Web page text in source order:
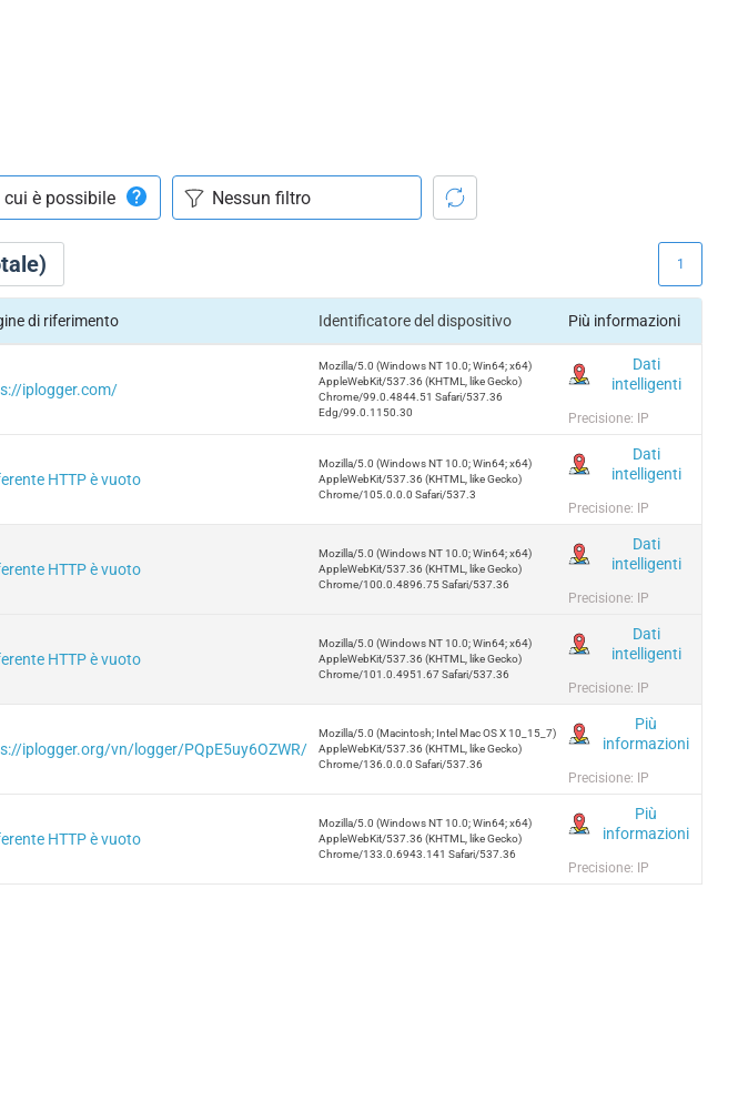
è possibile
1
di riferimento Identificatore del dispositivo Più informazioni
iplogger.com/
Mozilla/5.0 (Windows NT 10.0; Win64; x64)
AppleWebKit/537.36 (KHTML, like Gecko)
Chrome/99.0.4844.51 Safari/537.36
Edg/99.0.1150.30
Dati
intelligenti
Precisione: IP
HTTP è vuoto
Mozilla/5.0 (Windows NT 10.0; Win64; x64)
AppleWebKit/537.36 (KHTML, like Gecko)
Chrome/105.0.0.0 Safari/537.3
Dati
intelligenti
Precisione: IP
HTTP è vuoto
Mozilla/5.0 (Windows NT 10.0; Win64; x64)
AppleWebKit/537.36 (KHTML, like Gecko)
Chrome/100.0.4896.75 Safari/537.36
Dati
intelligenti
Precisione: IP
HTTP è vuoto
Mozilla/5.0 (Windows NT 10.0; Win64; x64)
AppleWebKit/537.36 (KHTML, like Gecko)
Chrome/101.0.4951.67 Safari/537.36
Dati
intelligenti
Precisione: IP
iplogger.org/vn/logger/PQpE5uy6OZWR/
Mozilla/5.0 (Macintosh; Intel Mac OS X 10_15_7)
AppleWebKit/537.36 (KHTML, like Gecko)
Chrome/136.0.0.0 Safari/537.36
Più
informazioni
Precisione: IP
HTTP è vuoto
Mozilla/5.0 (Windows NT 10.0; Win64; x64)
AppleWebKit/537.36 (KHTML, like Gecko)
Chrome/133.0.6943.141 Safari/537.36
Più
informazioni
Precisione: IP